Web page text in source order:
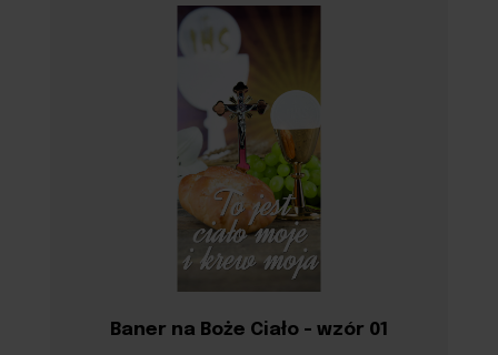
Baner na Boże Ciało - wzór 01